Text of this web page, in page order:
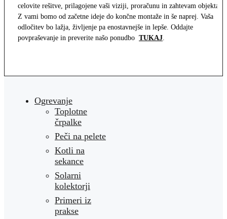
celovite rešitve, prilagojene vaši viziji, proračunu in zahtevam objekta.
Z vami bomo od začetne ideje do končne montaže in še naprej. Vaša
odločitev bo lažja, življenje pa enostavnejše in lepše. Oddajte
povpraševanje in preverite našo ponudbo TUKAJ
Ogrevanje
Toplotne
črpalke
Peči na pelete
Kotli na
sekance
Solarni
kolektorji
Primeri iz
prakse